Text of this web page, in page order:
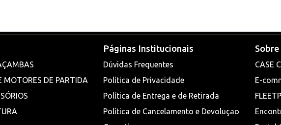
MOTORES DE PARTIDA
Páginas Institucionais
Dúvidas Frequentes
Política de Privacidade
Política de Entrega e de Retirada
Política de Cancelamento e Devoluçao
Sobre
CASE
E-